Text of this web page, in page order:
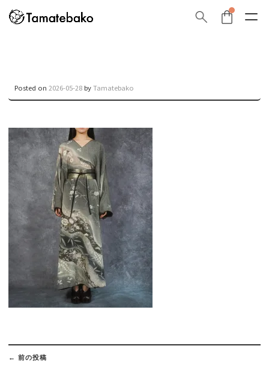
Posted on 2026-05-28 byTamatebako
Post
navigation
← 前の投稿